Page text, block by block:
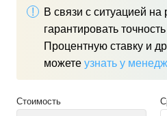
В связи с ситуацией
гарантировать
Процентную ставку и
можете узнать у
Стоимость